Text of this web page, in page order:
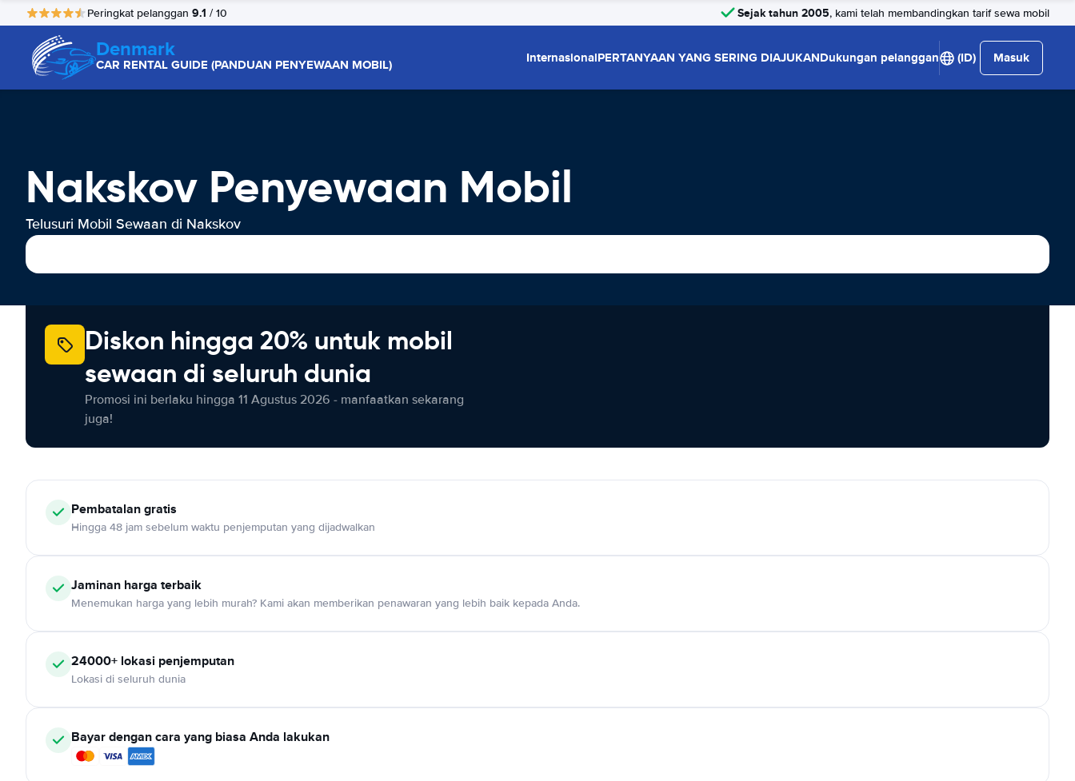
Peringkat pelanggan 9.1 / 10 Sejak tahun 2005, kami telah membandingkan tarif sewa mobil
Denmark
CAR RENTAL GUIDE (PANDUAN PENYEWAAN MOBIL) InternasionalPERTANYAAN YANG SERING DIAJUKANDukungan pelanggan (ID) Masuk
Nakskov Penyewaan Mobil
Telusuri Mobil Sewaan di Nakskov
Diskon hingga 20% untuk mobil
sewaan di seluruh dunia
Promosi ini berlaku hingga 11 Agustus 2026 - manfaatkan sekarang
juga!
Pembatalan gratis
Hingga 48 jam sebelum waktu penjemputan yang dijadwalkan
Jaminan harga terbaik
Menemukan harga yang lebih murah? Kami akan memberikan penawaran yang lebih baik kepada Anda.
24000+ lokasi penjemputan
Lokasi di seluruh dunia
Bayar dengan cara yang biasa Anda lakukan